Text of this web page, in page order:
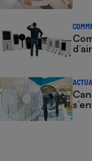
d’air